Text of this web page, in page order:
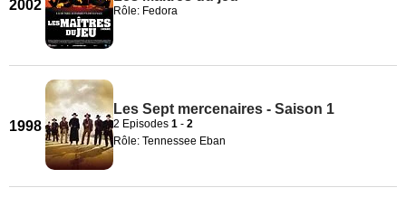
2002 Rôle: Fedora
1998
Les Sept mercenaires - Saison 1
2 Episodes 1 - 2
Rôle: Tennessee Eban